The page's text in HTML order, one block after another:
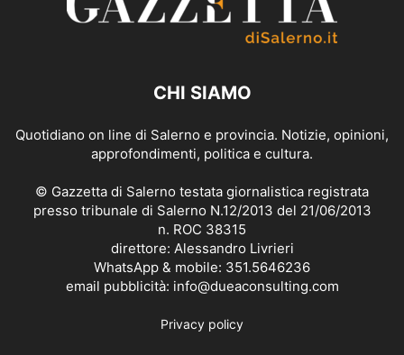
CHI SIAMO
Quotidiano on line di Salerno e provincia. Notizie, opinioni,
approfondimenti, politica e cultura.
© Gazzetta di Salerno testata giornalistica registrata
presso tribunale di Salerno N.12/2013 del 21/06/2013
n. ROC 38315
direttore: Alessandro Livrieri
WhatsApp & mobile: 351.5646236
email pubblicità: info@dueaconsulting.com
Privacy policy